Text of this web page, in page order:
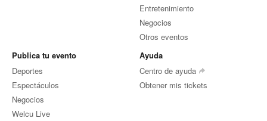
Entretenimiento
Negocios
Otros eventos
Publica tu evento
Deportes
Espectáculos
Negocios
Welcu Live
Ayuda
Centro de ayuda
Obtener mis tickets